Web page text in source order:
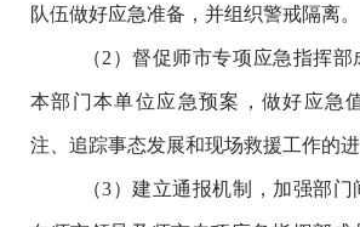
队伍做好应急准备，并组织警戒隔离。
（2 ）督促师市专项应急指挥部
本部门本单位应急预案，做好应急
注、追踪事态发展和现场救援工作的进
（3）建立通报机制，加强部